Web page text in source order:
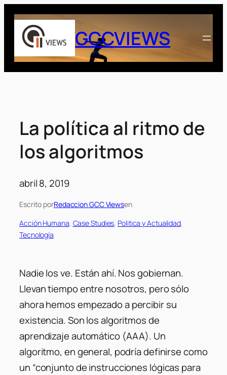
Saltar
contenido
GCCVIEWS
La política al ritmo de
los algoritmos
abril 8, 2019
Escrito porRedaccion GCC Viewsen
Acción Humana, Case Studies, Politica y Actualidad
Tecnología
Nadie los ve. Están ahí. Nos gobiernan.
Llevan tiempo entre nosotros, pero sólo
ahora hemos empezado a percibir su
existencia. Son los algoritmos de
aprendizaje automático (AAA). Un
algoritmo, en general, podría definirse como
un “conjunto de instrucciones lógicas para